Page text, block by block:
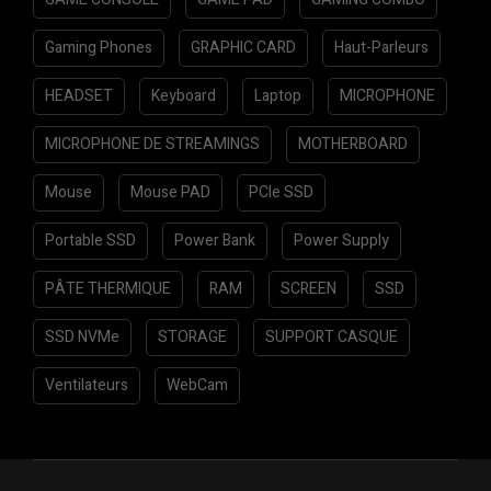
Gaming Phones GRAPHIC CARD Haut-Parleurs
HEADSET Keyboard Laptop MICROPHONE
MICROPHONE DE STREAMINGS MOTHERBOARD
Mouse Mouse PAD PCIe SSD
Portable SSD Power Bank Power Supply
PÂTE THERMIQUE RAM SCREEN SSD
SSD NVMe STORAGE SUPPORT CASQUE
Ventilateurs WebCam